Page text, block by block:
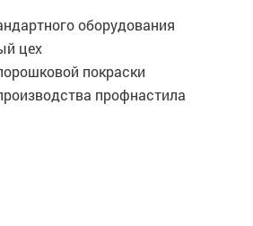
оборудования
цех
покраски
профнастила